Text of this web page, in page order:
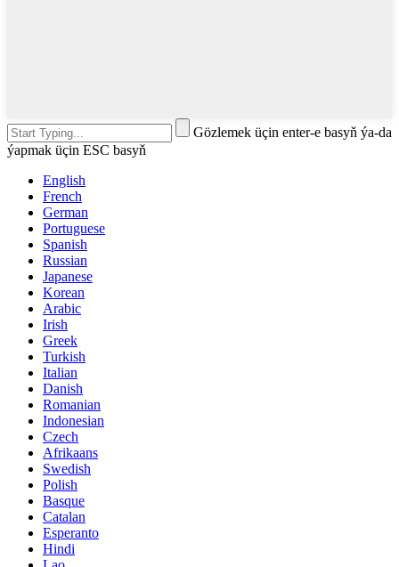
Gözlemek üçin enter-e basyň ýa-da
ýapmak üçin ESC basyň
English
French
German
Portuguese
Spanish
Russian
Japanese
Korean
Arabic
Irish
Greek
Turkish
Italian
Danish
Romanian
Indonesian
Czech
Afrikaans
Swedish
Polish
Basque
Catalan
Esperanto
Hindi